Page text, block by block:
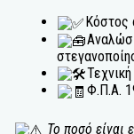
Κόστος
Φ.Π.Α.
Το ποσό είναι